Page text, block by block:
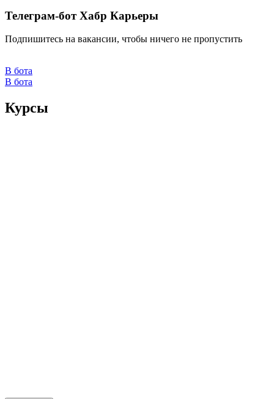
Телеграм-бот Хабр Карьеры
Подпишитесь на вакансии, чтобы ничего не пропустить
В бота
В бота
Курсы